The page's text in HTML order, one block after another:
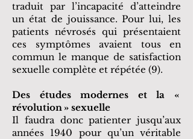
traduit par l’incapacité d’atteindre
un état de jouissance. Pour lui, les
patients névrosés qui présentaient
ces symptômes avaient tous en
commun le manque de satisfaction
sexuelle complète et répétée (9).
Des études modernes et la «
révolution » sexuelle
Il faudra donc patienter jusqu’aux
années 1940 pour qu’un véritable